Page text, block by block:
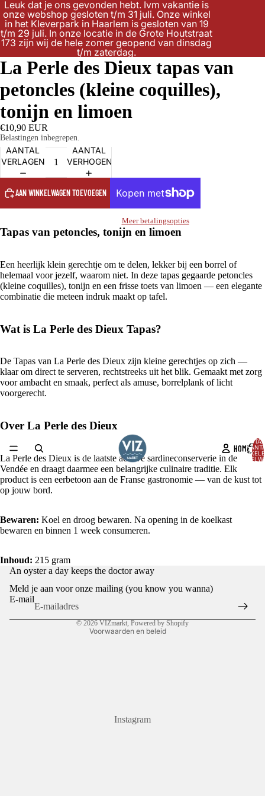
Leuk dat je ons gevonden hebt. Ivm vakantie is
onze webshop gesloten t/m 31 juli. Onze winkel
in het Kleverpark in Haarlem is gesloten van 19
t/m 29 juli. In onze locatie in de Grote Houtstraat
173 zijn wij de hele zomer geopend van dinsdag
t/m zaterdag.
HOME
AFBEELDING
OPENEN
SCHERM
La Perle des Dieux tapas van
petoncles (kleine coquilles),
tonijn en limoen
€10,90 EUR
Belastingen inbegrepen.
AANTAL
VERLAGEN
AANTAL
VERHOGEN
AAN WINKELWAGEN TOEVOEGEN
Meer betalingsopties
Tapas van petoncles, tonijn en limoen
Een heerlijk klein gerechtje om te delen, lekker bij een borrel of
helemaal voor jezelf, waarom niet. In deze tapas gegaarde petoncles
(kleine coquilles), tonijn en een frisse toets van limoen — een elegante
combinatie die meteen indruk maakt op tafel.
Wat is La Perle des Dieux Tapas?
De Tapas van La Perle des Dieux zijn kleine gerechtjes op zich —
klaar om direct te serveren, rechtstreeks uit het blik. Gemaakt met zorg
voor ambacht en smaak, perfect als amuse, borrelplank of licht
voorgerecht.
Over La Perle des Dieux
La Perle des Dieux is de laatste actieve sardineconserverie in de
Vendée en draagt daarmee een belangrijke culinaire traditie. Elk
product is een eerbetoon aan de Franse gastronomie — van de kust tot
op jouw bord.
Bewaren: Koel en droog bewaren. Na opening in de koelkast
bewaren en binnen 1 week consumeren.
Inhoud: 215 gram
An oyster a day keeps the doctor away
Meld je aan voor onze mailing (you know you wanna)
E-mail
© 2026 VIZmarkt, Powered by Shopify
Voorwaarden en beleid
Privacybeleid
Terugbetalingsbeleid
Algemene voorwaarden
Contactgegevens
Instagram